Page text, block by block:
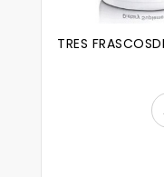
TRES